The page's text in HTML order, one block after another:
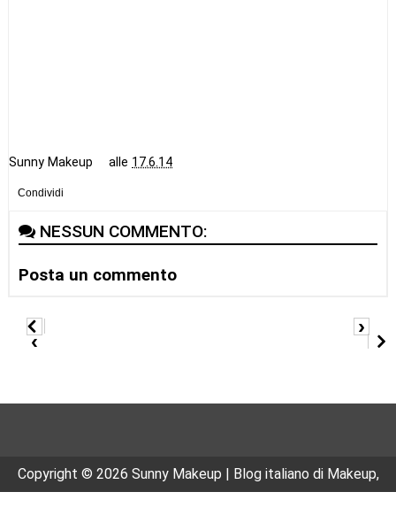
Sunny Makeup alle 17.6.14
Condividi
NESSUN COMMENTO:
Posta un commento
‹
›
Copyright © 2026 Sunny Makeup | Blog italiano di Makeup,